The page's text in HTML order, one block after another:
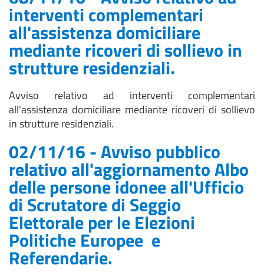
interventi complementari
all'assistenza domiciliare
mediante ricoveri di sollievo in
strutture residenziali.
Avviso relativo ad interventi complementari
all'assistenza domiciliare mediante ricoveri di sollievo
in strutture residenziali.
02/11/16 - Avviso pubblico
relativo all'aggiornamento Albo
delle persone idonee all'Ufficio
di Scrutatore di Seggio
Elettorale per le Elezioni
Politiche Europee e
Referendarie.